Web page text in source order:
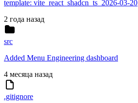
template: vite_react_shadcn_ts_2026-03-20
2 года назад
src
Added Menu Engineering dashboard
4 месяца назад
.gitignore